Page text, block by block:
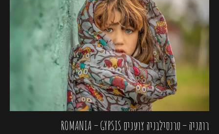
רומניה – טרנסילבניה צוענים ROMANIA – GYPSIS